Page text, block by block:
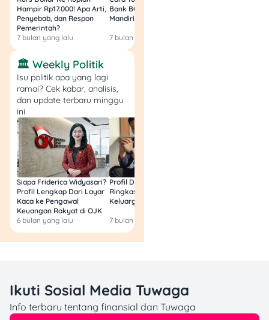
kamu. Biasanya, aturan
umum dari FIREmovement
adalah punya dana yang
setara 25 kali pengeluaran
tahunanmu, dengan asumsi
kamu hanya akan menarik
4% per tahun.
Jadi, kalau misalnya
pengeluaran bulananmu
adalah Rp3 juta, maka
kamu perlu memiliki dana
pensiun sebesar Rp900
juta, dengan asumsi setiap
tahunnya kamu hanya
akan ambil Rp36 juta untuk
biaya hidup ketika pensiun.
perlu diperhitungkan
matang-matang agar tetap
aman. Pastikan juga
Hampir Rp17.000! Apa Arti,
Penyebab, dan Respon
Pemerintah?
7 bulan yang lalu
Bank BCA (Umum, BNI,
Mandiri, BRI, dan BSI) 2026!
7 bulan yang lalu
🏛️ Weekly Politik
Isu politik apa yang lagi
ramai? Cek kabar, analisis,
dan update terbaru minggu
ini
Siapa Friderica Widyasari?
Profil Lengkap Dari Layar
Kaca ke Pengawal
Keuangan Rakyat di OJK
6 bulan yang lalu
Profil Darma Mangkuluhur:
Ringkas Latar Belakang
Keluarga dan Bisnisnya
7 bulan yang lalu
Ikuti Sosial Media Tuwaga
Info terbaru tentang finansial dan Tuwaga